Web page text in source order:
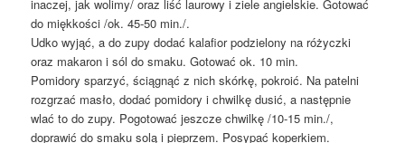
inaczej, jak wolimy/ oraz liść laurowy i ziele angielskie. Gotować
do miękkości /ok. 45-50 min./.
Udko wyjąć, a do zupy dodać kalafior podzielony na różyczki
oraz makaron i sól do smaku. Gotować ok. 10 min.
Pomidory sparzyć, ściągnąć z nich skórkę, pokroić. Na patelni
rozgrzać masło, dodać pomidory i chwilkę dusić, a następnie
wlać to do zupy. Pogotować jeszcze chwilkę /10-15 min./,
doprawić do smaku solą i pieprzem. Posypać koperkiem.